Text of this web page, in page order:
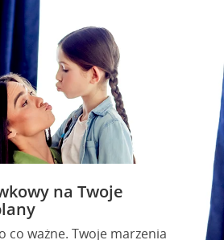
na Twoje
co ważne. Twoje marzenia